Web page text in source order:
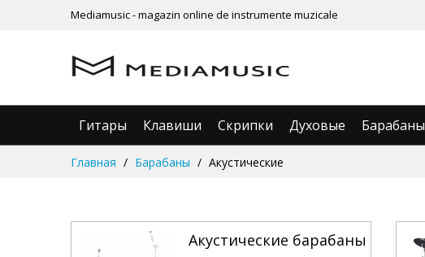
Mediamusic - magazin online de instrumente muzicale
Гитары Клавиши Скрипки Духовые Барабаны
Главная Барабаны Акустические
Акустические барабаны